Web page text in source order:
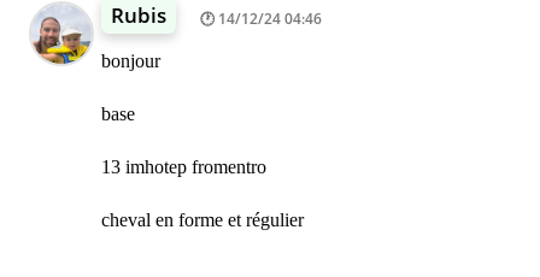
Rubis 14/12/24 04:46
bonjour
base
13 imhotep fromentro
cheval en forme et régulier